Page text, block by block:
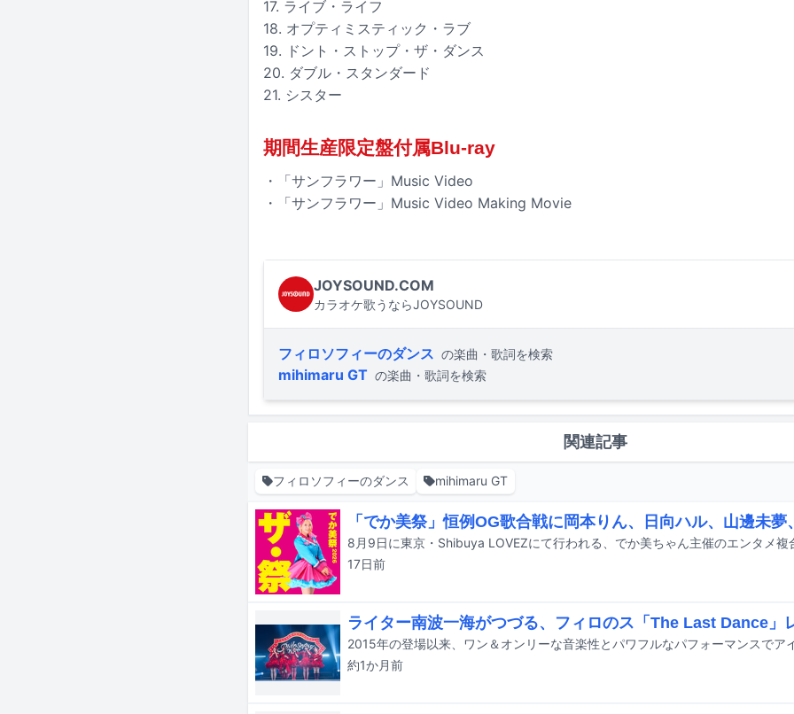
17. ライブ・ライフ
18. オプティミスティック・ラブ
19. ドント・ストップ・ザ・ダンス
20. ダブル・スタンダード
21. シスター
期間生産限定盤付属Blu-ray
・「サンフラワー」Music Video
・「サンフラワー」Music Video Making Movie
JOYSOUND.COM
カラオケ歌うならJOYSOUND
フィロソフィーのダンス の楽曲・歌詞を検索
mihimaru GT の楽曲・歌詞を検索
関連記事
フィロソフィーのダンス mihimaru GT
「でか美祭」恒例OG歌合戦に岡本りん、日向ハル、山邊未夢
17日前
ライター南波一海がつづる、フィロのス「The Last Dance」
約1か月前